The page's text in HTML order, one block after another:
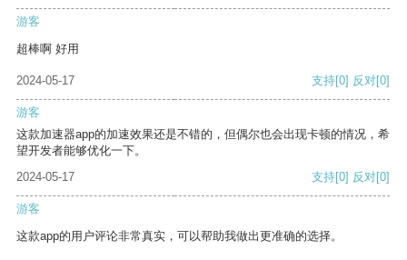
游客
超棒啊 好用
2024-05-17 支持[0] 反对[0]
游客
这款加速器app的加速效果还是不错的，但偶尔也会出现卡顿的情况，希
望开发者能够优化一下。
2024-05-17
支持[0] 反对[0]
游客
这款app的用户评论非常真实，可以帮助我做出更准确的选择。